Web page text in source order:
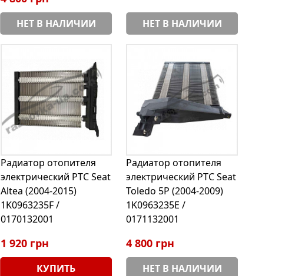
НЕТ В НАЛИЧИИ НЕТ В НАЛИЧИИ
Радиатор отопителя
электрический РТС Seat
Altea (2004-2015)
1K0963235F /
0170132001
1 920 грн
КУПИТЬ
Радиатор отопителя
электрический РТС Seat
Toledo 5P (2004-2009)
1K0963235E /
0171132001
4 800 грн
НЕТ В НАЛИЧИИ